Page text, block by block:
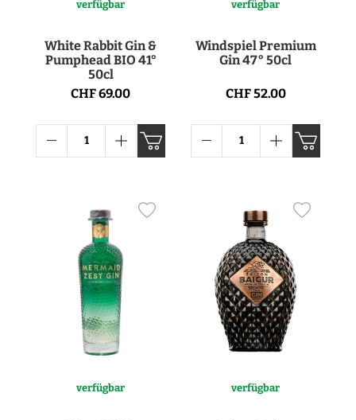
verfügbar
White Rabbit Gin &
Pumphead BIO 41°
50cl
CHF 69.00
verfügbar
Windspiel Premium
Gin 47° 50cl
CHF 52.00
verfügbar verfügbar